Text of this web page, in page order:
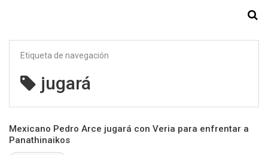
Etiqueta de navegación
jugará
Mexicano Pedro Arce jugará con Veria para enfrentar a
Panathinaikos